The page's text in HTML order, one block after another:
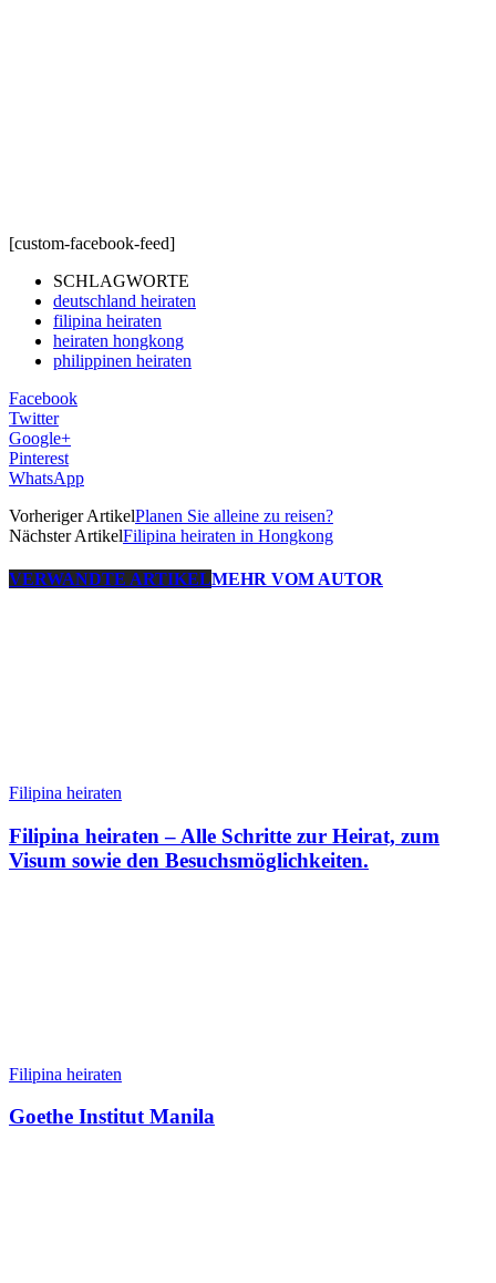
[custom-facebook-feed]
SCHLAGWORTE
deutschland heiraten
filipina heiraten
heiraten hongkong
philippinen heiraten
Facebook
Twitter
Google+
Pinterest
WhatsApp
Vorheriger ArtikelPlanen Sie alleine zu reisen?
Nächster ArtikelFilipina heiraten in Hongkong
VERWANDTE ARTIKELMEHR VOM AUTOR
Filipina heiraten
Filipina heiraten – Alle Schritte zur Heirat, zum
Visum sowie den Besuchsmöglichkeiten.
Filipina heiraten
Goethe Institut Manila